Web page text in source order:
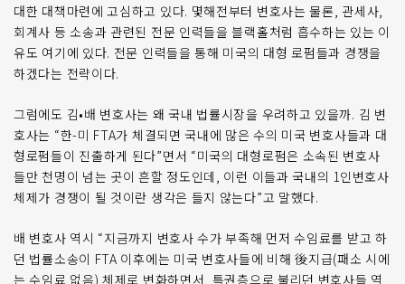
대한 대책마련에 고심하고 있다. 몇해전부터 변호사는 물론, 관세사,
회계사 등 소송과 관련된 전문 인력들을 블랙홀처럼 흡수하는 있는 이
유도 여기에 있다. 전문 인력들을 통해 미국의 대형 로펌들과 경쟁을
하겠다는 전략이다.
그럼에도 김•배 변호사는 왜 국내 법률시장을 우려하고 있을까. 김 변
호사는 “한-미 FTA가 체결되면 국내에 많은 수의 미국 변호사들과 대
형로펌들이 진출하게 된다”면서 “미국의 대형로펌은 소속된 변호사
들만 천명이 넘는 곳이 흔할 정도인데, 이런 이들과 국내의 1인변호사
체제가 경쟁이 될 것이란 생각은 들지 않는다”고 말했다.
배 변호사 역시 “지금까지 변호사 수가 부족해 먼저 수임료를 받고 하
던 법률소송이 FTA 이후에는 미국 변호사들에 비해 後지급(패소 시에
는 수임료 없음) 체제로 변화하면서, 특권층으로 불리던 변호사들 역